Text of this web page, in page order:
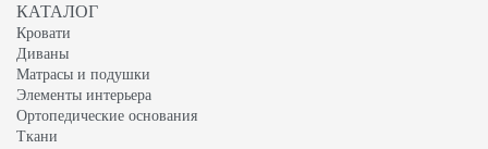
КАТАЛОГ
Кровати
Диваны
Матрасы и подушки
Элементы интерьера
Ортопедические основания
Ткани